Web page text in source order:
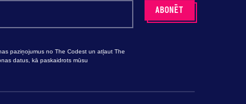
paziņojumus no The Codest un atļaut The
datus, kā paskaidrots mūsu